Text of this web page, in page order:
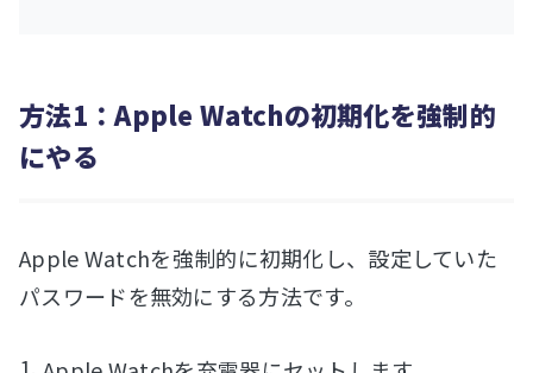
方法1：Apple Watchの初期化を強制的
にやる
Apple Watchを強制的に初期化し、設定していた
パスワードを無効にする方法です。